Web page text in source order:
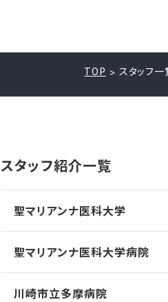
TOP スタッフ一
スタッフ紹介一覧
聖マリアンナ医科大学
聖マリアンナ医科大学病院
川崎市立多摩病院